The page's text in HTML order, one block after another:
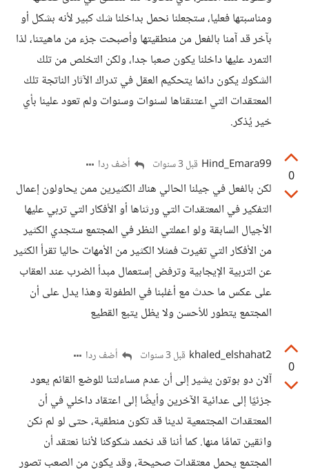
ومناسبتها فعليا، ستجعلنا نحمل بداخلنا شك كبير لأنه بشكل أو
بآخر قد آمنا بالفعل من منطقيتها وأصبحت جزء من ماهيتنا، لذا
التمرد عليها داخلنا يكون صعبا جدا، ولكن التخلص من تلك
الشكوك يكون دائما يتحكيم العقل في تدراك الآثار الناتجة تلك
المعتقدات التي اعتنقناها لسنوات وسنوات ولم تعود علينا بأي
خير يُذكر.
0
Hind_Emara99 قبل 3 سنوات أضف ردا
لكن بالفعل في جيلنا الحالي هناك الكثيرين ممن يحاولون إعمال
التفكير في المعتقدات التي ورثناها أو الأفكار التي تربي عليها
الأجيال السابقة ولو اعملتي النظر في المجتمع ستجدي الكثير
من الأفكار التي تغيرت فمثلا الكثير من الأمهات حاليا تقرأ الكثير
عن التربية الإيجابية وترفض إستعمال مبدأ الضرب عند العقاب
على عكس ما حدث مع أغلبنا في الطفولة وهذا يدل على أن
المجتمع يتطور للأحسن ولا يظل يتبع القطيع
0
khaled_elshahat2 قبل 3 سنوات أضف ردا
آلان دو بوتون يشير إلى أن عدم مساءلتنا للوضع القائم يعود
جزئيًا إلى عدائية الآخرين وأيضًا إلى اعتقاد داخلي في أن
المعتقدات المجتمعية لدينا قد تكون منطقية، حتى لو لم نكن
واثقين تمامًا منها. كما أننا قد نخمد شكوكنا لأننا نعتقد أن
المجتمع يحمل معتقدات صحيحة، وقد يكون من الصعب تصور